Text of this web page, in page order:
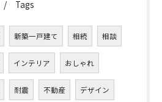
Tags
新築一戸建て 相続 相談
インテリア おしゃれ
耐震 不動産 デザイン